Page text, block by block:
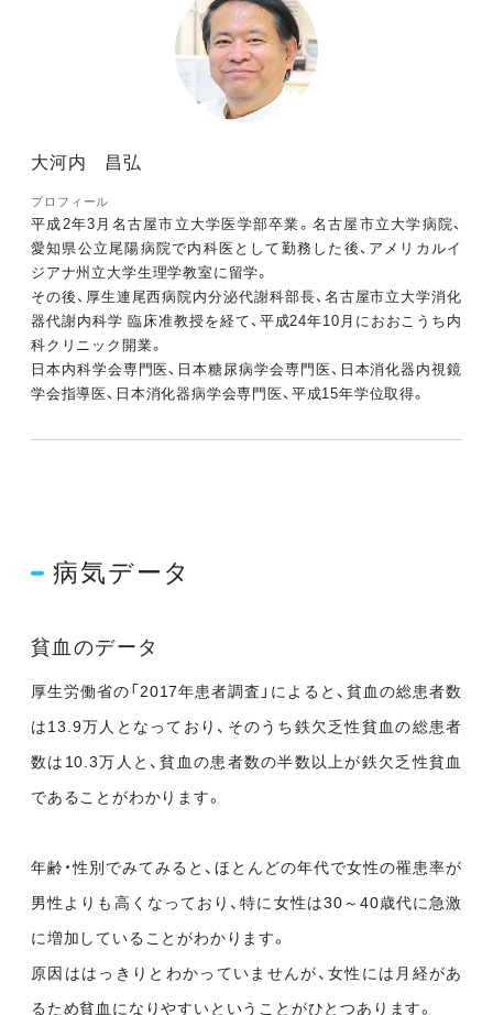
大河内 昌弘
プロフィール
平成2年3月名古屋市立大学医学部卒業。名古屋市立大学病院、
愛知県公立尾陽病院で内科医として勤務した後、アメリカルイ
ジアナ州立大学生理学教室に留学。
その後、厚生連尾西病院内分泌代謝科部長、名古屋市立大学消化
器代謝内科学 臨床准教授を経て、平成24年10月におおこうち内
科クリニック開業。
日本内科学会専門医、日本糖尿病学会専門医、日本消化器内視鏡
学会指導医、日本消化器病学会専門医、平成15年学位取得。
病気データ
貧血のデータ
厚生労働省の「2017年患者調査」によると、貧血の総患者数
は13.9万人となっており、そのうち鉄欠乏性貧血の総患者
数は10.3万人と、貧血の患者数の半数以上が鉄欠乏性貧血
であることがわかります。
年齢・性別でみてみると、ほとんどの年代で女性の罹患率が
男性よりも高くなっており、特に女性は30～40歳代に急激
に増加していることがわかります。
原因ははっきりとわかっていませんが、女性には月経があ
るため貧血になりやすいということがひとつあります。